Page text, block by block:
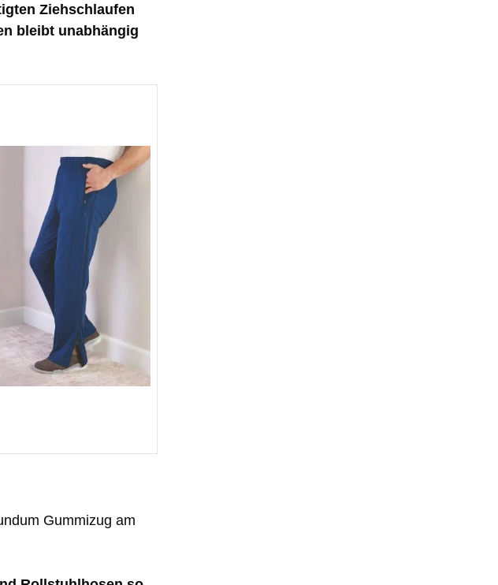
Ziehschlaufen
bleibt unabhängig
Gummizug am